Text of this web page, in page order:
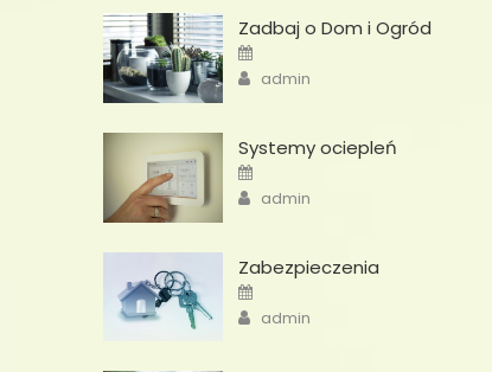
Zadbaj o Dom i Ogród
Author
admin
Systemy ociepleń
Author
admin
Zabezpieczenia
Author
admin